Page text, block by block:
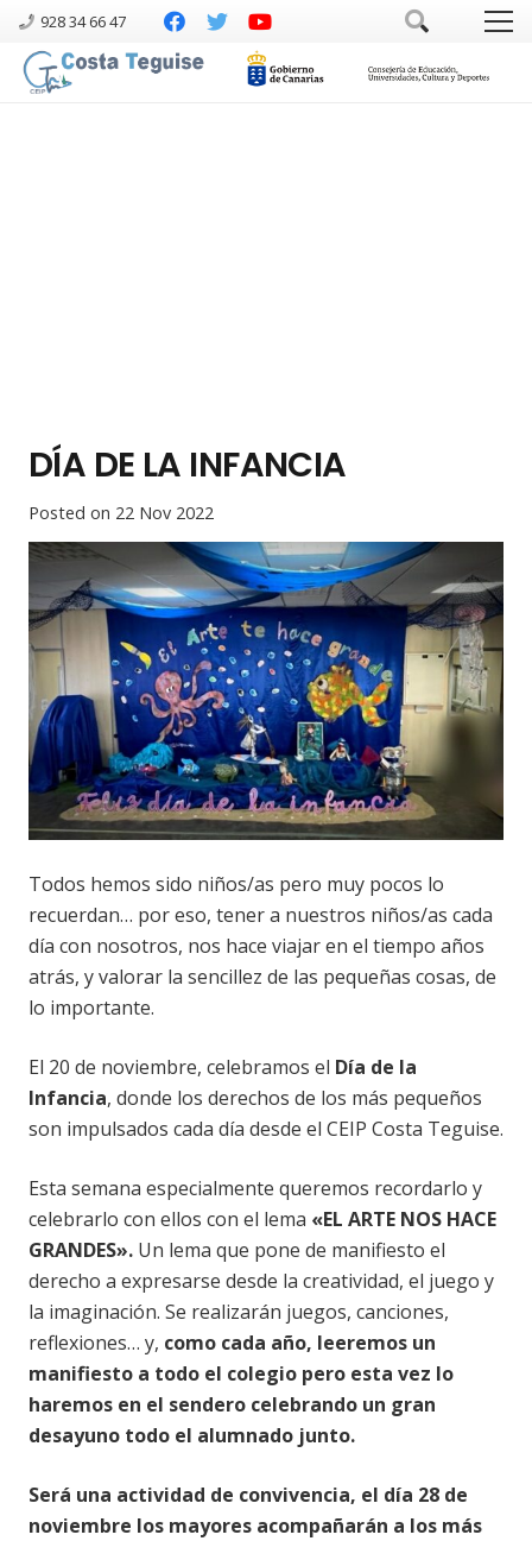
928 34 66 47
DÍA DE LA INFANCIA
Posted on 22 Nov 2022
Todos hemos sido niños/as pero muy pocos lo
recuerdan… por eso, tener a nuestros niños/as cada
día con nosotros, nos hace viajar en el tiempo años
atrás, y valorar la sencillez de las pequeñas cosas, de
lo importante.
El 20 de noviembre, celebramos el Día de la
Infancia, donde los derechos de los más pequeños
son impulsados cada día desde el CEIP Costa Teguise.
Esta semana especialmente queremos recordarlo y
celebrarlo con ellos con el lema «EL ARTE NOS HACE
GRANDES». Un lema que pone de manifiesto el
derecho a expresarse desde la creatividad, el juego y
la imaginación. Se realizarán juegos, canciones,
reflexiones… y, como cada año, leeremos un
manifiesto a todo el colegio pero esta vez lo
haremos en el sendero celebrando un gran
desayuno todo el alumnado junto.
Será una actividad de convivencia, el día 28 de
noviembre los mayores acompañarán a los más